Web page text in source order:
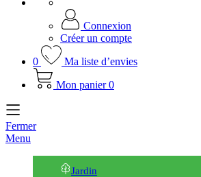
Connexion
Créer un compte
0
Ma liste d’envies
Mon panier 0
Fermer
Menu
Jardin